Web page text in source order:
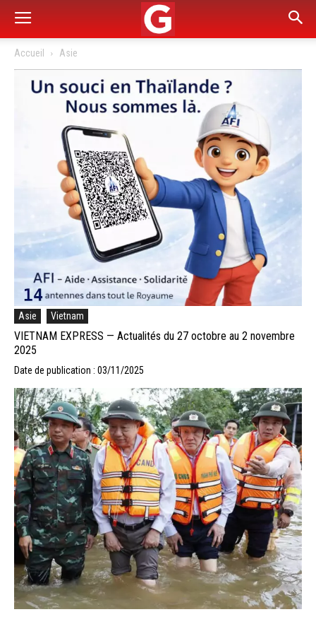
Accueil Asie
Asie Vietnam
VIETNAM EXPRESS — Actualités du 27 octobre au 2 novembre
2025
Date de publication : 03/11/2025